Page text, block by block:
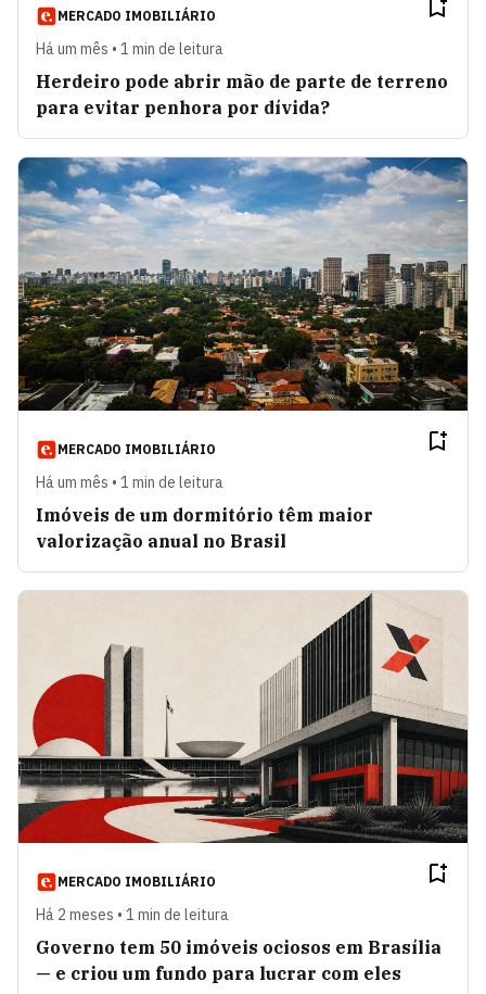
MERCADO IMOBILIÁRIO
Há um mês • 1 min de leitura
Herdeiro pode abrir mão de parte de terreno
para evitar penhora por dívida?
MERCADO IMOBILIÁRIO
Há um mês • 1 min de leitura
Imóveis de um dormitório têm maior
valorização anual no Brasil
MERCADO IMOBILIÁRIO
Há 2 meses • 1 min de leitura
Governo tem 50 imóveis ociosos em Brasília
— e criou um fundo para lucrar com eles